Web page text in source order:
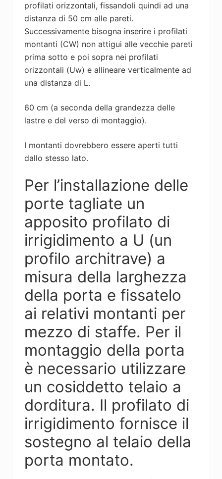
profilati orizzontali, fissandoli quindi ad una
distanza di 50 cm alle pareti.
Successivamente bisogna inserire i profilati
montanti (CW) non attigui alle vecchie pareti
prima sotto e poi sopra nei profilati
orizzontali (Uw) e allineare verticalmente ad
una distanza di L.
60 cm (a seconda della grandezza delle
lastre e del verso di montaggio).
I montanti dovrebbero essere aperti tutti
dallo stesso lato.
Per l’installazione delle
porte tagliate un
apposito profilato di
irrigidimento a U (un
profilo architrave) a
misura della larghezza
della porta e fissatelo
ai relativi montanti per
mezzo di staffe. Per il
montaggio della porta
è necessario utilizzare
un cosiddetto telaio a
dorditura. Il profilato di
irrigidimento fornisce il
sostegno al telaio della
porta montato.